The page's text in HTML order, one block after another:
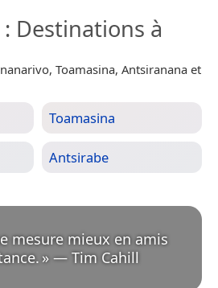
: Destinations à
Toamasina, Antsiranana et
Toamasina
Antsirabe
mesure mieux en amis
» — Tim Cahill